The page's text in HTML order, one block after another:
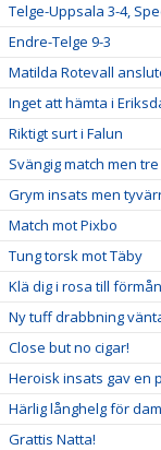
Telge-Uppsala 3-4,
Endre-Telge 9-3
Matilda Rotevall
Inget att hämta i
Riktigt surt i Falun
Svängig match men
Grym insats men
Match mot Pixbo
Tung torsk mot Täby
Klä dig i rosa till
Ny tuff drabbning
Close but no cigar!
Heroisk insats gav en
Härlig långhelg för
Grattis Natta!